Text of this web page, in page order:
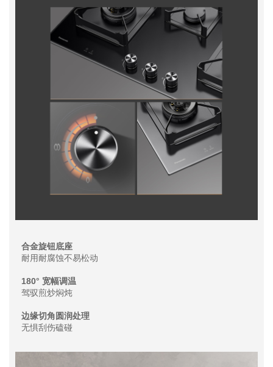
合金旋钮底座
耐用耐腐蚀不易松动
180° 宽幅调温
驾驭煎炒焖炖
边缘切角圆润处理
无惧刮伤磕碰